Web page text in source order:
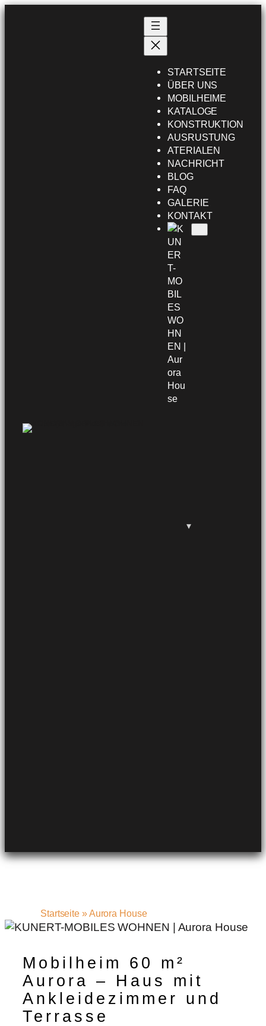
Przejdź
STARTSEITE
ÜBER UNS
MOBILHEIME
KATALOGE
KONSTRUKTION
AUSRUSTUNG
ATERIALEN
NACHRICHT
BLOG
FAQ
GALERIE
KONTAKT
Startseite » Aurora House
Mobilheim 60 m²
Aurora – Haus mit
Ankleidezimmer und
Terrasse